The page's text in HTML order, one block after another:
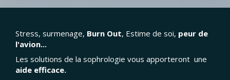
Stress, surmenage, Burn Out, Estime de soi, peur de
l'avion...
Les solutions de la sophrologie vous apporteront une
aide efficace.